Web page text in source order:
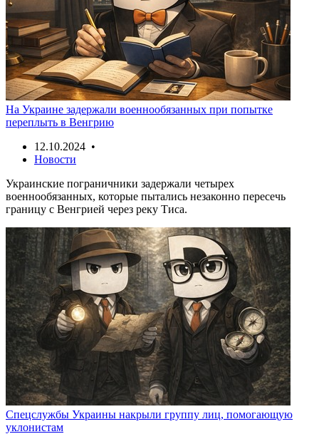
На Украине задержали военнообязанных при попытке
переплыть в Венгрию
12.10.2024 •
Новости
Украинские пограничники задержали четырех
военнообязанных, которые пытались незаконно пересечь
границу с Венгрией через реку Тиса.
Спецслужбы Украины накрыли группу лиц, помогающую
уклонистам